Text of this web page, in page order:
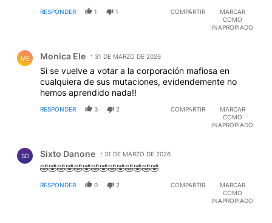
RESPONDER 1 1 COMPARTIR
MARCAR
COMO
INAPROPIADO
ME Monica Ele 31 DE MARZO DE 2026
Si se vuelve a votar a la corporación mafiosa en
cualquiera de sus mutaciones, evidendemente no
hemos aprendido nada!!
RESPONDER 3 2 COMPARTIR
MARCAR
COMO
INAPROPIADO
SD Sixto Danone 31 DE MARZO DE 2026
🤣🤣🤣🤣🤣🤣🤣🤣🤣🤣🤣🤣🤣🤣
RESPONDER 0 2 COMPARTIR
MARCAR
COMO
INAPROPIADO